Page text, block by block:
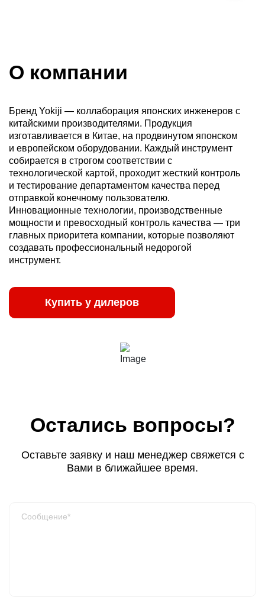
О компании
Бренд Yokiji — коллаборация японских инженеров с
китайскими производителями. Продукция
изготавливается в Китае, на продвинутом японском
и европейском оборудовании. Каждый инструмент
собирается в строгом соответствии с
технологической картой, проходит жесткий контроль
и тестирование департаментом качества перед
отправкой конечному пользователю.
Инновационные технологии, производственные
мощности и превосходный контроль качества — три
главных приоритета компании, которые позволяют
создавать профессиональный недорогой
инструмент.
Купить у дилеров
Остались вопросы?
Оставьте заявку и наш менеджер свяжется с
Вами в ближайшее время.